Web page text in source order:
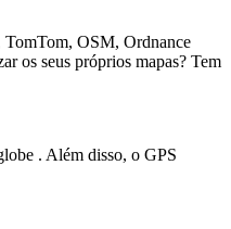
TomTom, OSM, Ordnance
os seus próprios mapas? Tem
. Além disso, o GPS